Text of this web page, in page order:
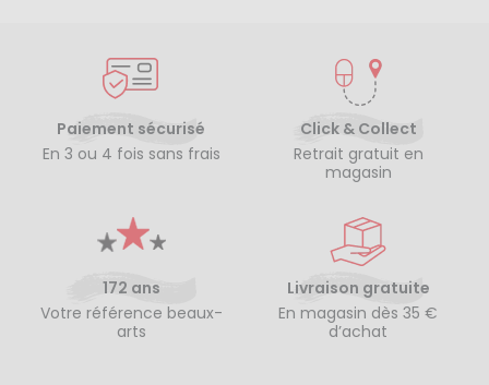
Paiement sécurisé
En 3 ou 4 fois sans frais
Click & Collect
Retrait gratuit en
magasin
172 ans
Votre référence beaux-
arts
Livraison gratuite
En magasin dès 35 €
d’achat